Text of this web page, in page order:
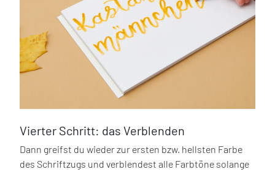
Vierter Schritt: das Verblenden
Dann greifst du wieder zur ersten bzw. hellsten Farbe
des Schriftzugs und verblendest alle Farbtöne solange